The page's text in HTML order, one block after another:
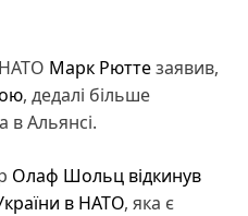
Марк Рюттезаявив,
, дедалі більше
в Альянсі.
Олаф Шольц відкинув
в НАТО, яка є